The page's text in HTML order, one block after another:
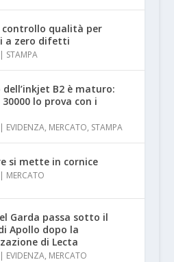
controllo qualità per
a zero difetti
STAMPA
B2 è maturo:
lo prova con i
EVIDENZA, MERCATO, STAMPA
si mette in cornice
MERCATO
Garda passa sotto il
Apollo dopo la
di Lecta
EVIDENZA, MERCATO